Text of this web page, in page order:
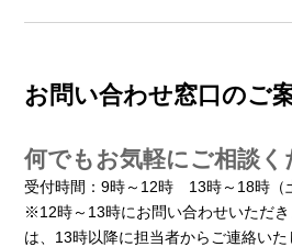
お問い合わせ窓口のご
何でもお気軽にご相談く
受付時間：9時～12時 13時～18時（
※12時～13時にお問い合わせいただ
は、13時以降に担当者からご連絡いた